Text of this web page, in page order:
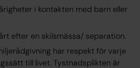
i kontakten med barn eller
efter en skilsmässa/ separation.
har respekt för varje
till livet. Tystnadsplikten är